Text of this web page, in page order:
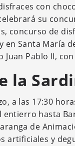
con
su
concurso de
en Santa María
Pablo II,
la
a las 17:30
hasta
de
artificiales y